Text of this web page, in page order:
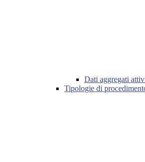
Dati aggregati
Tipologie di